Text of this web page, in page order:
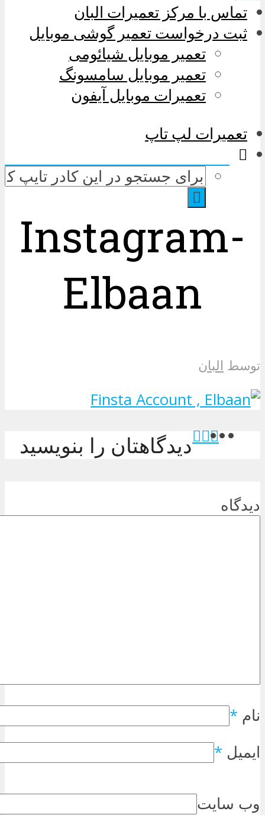
تماس با مرکز تعمیرات البان
ثبت درخواست تعمیر گوشی موبایل
تعمیر موبایل شیائومی
تعمیر موبایل سامسونگ
تعمیرات موبایل آیفون
تعمیرات لپ تاپ
Instagram-
Elbaan
توسط البان
دیدگاهتان را بنویسید
دیدگاه
نام *
ایمیل *
وب سایت